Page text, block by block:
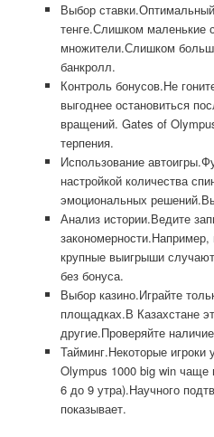
Выбор
тенге.Слишком маленькие
множители.Слишком
банкролл.
Контроль бонусов.Не
выгоднее остановиться
вращений. Gates of
терпения.
Использование
настройкой количества
эмоциональных
Анализ истории.Ведите
крупные выигрыши
без бонуса.
Выбор казино.Играйте
площадках.В Казахстане
другие.Проверяйте
Тайминг.Некоторые
Olympus 1000 big win чаще
6 до 9 утра).Научного
показывает.